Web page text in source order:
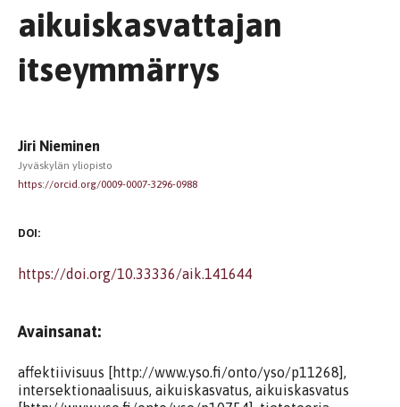
aikuiskasvattajan
itseymmärrys
Jiri Nieminen
Jyväskylän yliopisto
https://orcid.org/0009-0007-3296-0988
DOI:
https://doi.org/10.33336/aik.141644
Avainsanat:
affektiivisuus [http://www.yso.fi/onto/yso/p11268],
intersektionaalisuus, aikuiskasvatus, aikuiskasvatus